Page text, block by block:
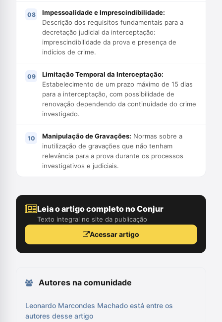
Impessoalidade e Imprescindibilidade:
Descrição dos requisitos fundamentais para a
decretação judicial da interceptação:
imprescindibilidade da prova e presença de
indícios de crime.
Limitação Temporal da Interceptação:
Estabelecimento de um prazo máximo de 15 dias
para a interceptação, com possibilidade de
renovação dependendo da continuidade do crime
investigado.
Manipulação de Gravações: Normas sobre a
inutilização de gravações que não tenham
relevância para a prova durante os processos
investigativos e judiciais.
Leia o artigo completo no Conjur
Texto integral no site da publicação
Acessar artigo
Autores na comunidade
Leonardo Marcondes Machado está entre os
autores desse artigo